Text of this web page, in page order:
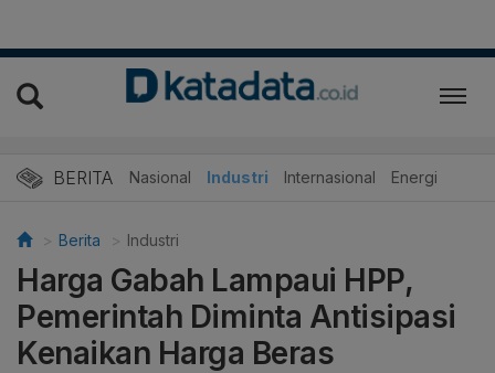
BERITA Nasional Industri Internasional Energi
Berita Industri
Harga Gabah Lampaui HPP,
Pemerintah Diminta Antisipasi
Kenaikan Harga Beras